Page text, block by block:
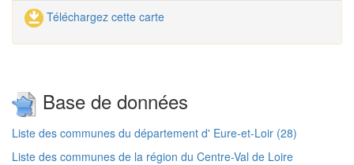
Téléchargez cette carte
Base de données
Liste des communes du département d' Eure-et-Loir (28)
Liste des communes de la région du Centre-Val de Loire